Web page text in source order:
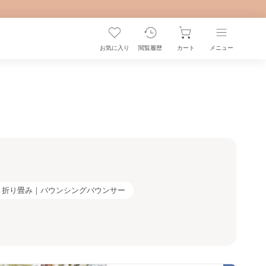
お気に入り 閲覧履歴 カート メニュー
折り畳み｜バウンシングバウンサー